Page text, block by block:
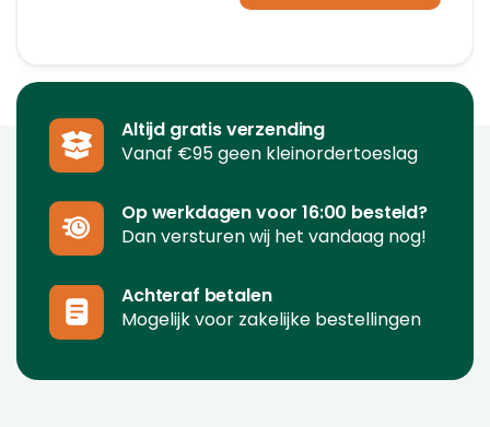
Altijd gratis verzending
Vanaf €95 geen kleinordertoeslag
Op werkdagen voor 16:00 besteld?
Dan versturen wij het vandaag nog!
Achteraf betalen
Mogelijk voor zakelijke bestellingen